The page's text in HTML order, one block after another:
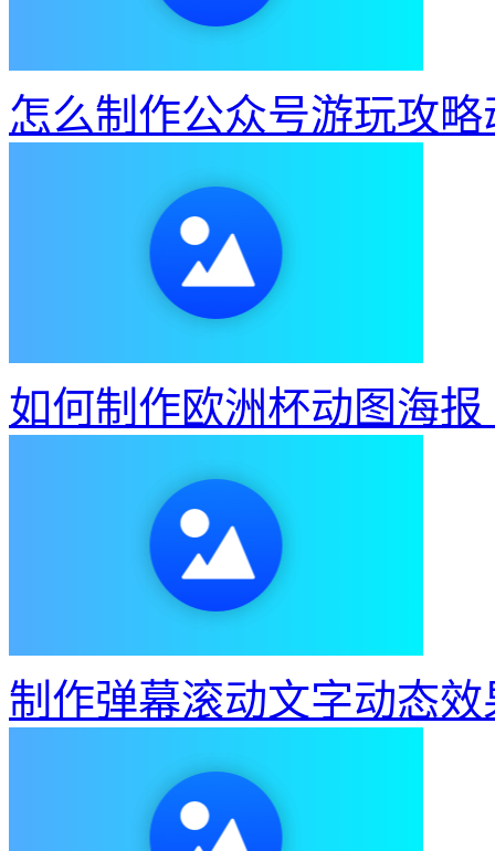
怎么制作公众号游玩攻
如何制作欧洲杯动图海报
制作弹幕滚动文字动态效